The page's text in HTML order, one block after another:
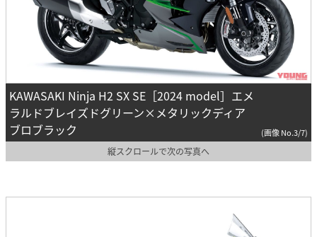
KAWASAKI Ninja H2 SX SE［2024 model］エメ
ラルドブレイズドグリーン×メタリックディア
ブロブラック
(画像 No.3/7)
縦スクロールで次の写真へ